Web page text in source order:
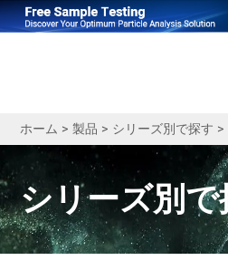
ホーム > 製品 > シリーズ別で探す >
シリーズ別